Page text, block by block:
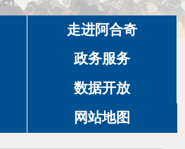
走进阿合奇
政务服务
数据开放
网站地图